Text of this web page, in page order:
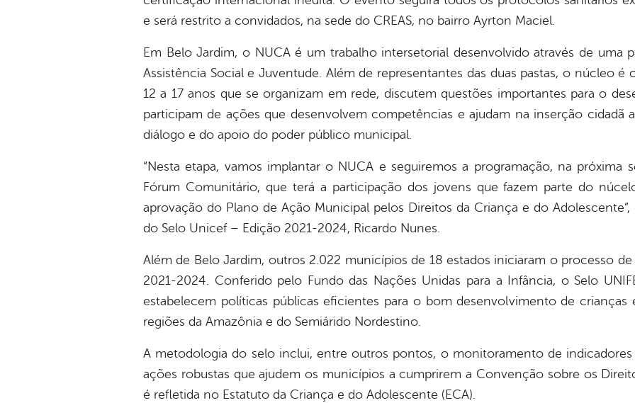
e será restrito a convidados, na sede do CREAS, no bairro Ayrton Maciel.
Em Belo Jardim, o NUCA é um trabalho intersetorial desenvolvido através de uma
Assistência Social e Juventude. Além de representantes das duas pastas, o núcleo
12 a 17 anos que se organizam em rede, discutem questões importantes para o
participam de ações que desenvolvem competências e ajudam na inserção cidadã
diálogo e do apoio do poder público municipal.
“Nesta etapa, vamos implantar o NUCA e seguiremos a programação, na próxima
Fórum Comunitário, que terá a participação dos jovens que fazem parte do
aprovação do Plano de Ação Municipal pelos Direitos da Criança e do
do Selo Unicef – Edição 2021-2024, Ricardo Nunes.
Além de Belo Jardim, outros 2.022 municípios de 18 estados iniciaram o processo
2021-2024. Conferido pelo Fundo das Nações Unidas para a Infância, o Selo
estabelecem políticas públicas eficientes para o bom desenvolvimento de crianças
regiões da Amazônia e do Semiárido Nordestino.
A metodologia do selo inclui, entre outros pontos, o monitoramento de
ações robustas que ajudem os municípios a cumprirem a Convenção sobre os
é refletida no Estatuto da Criança e do Adolescente (ECA).